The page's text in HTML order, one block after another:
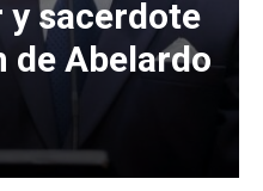
sacerdote
de Abelardo